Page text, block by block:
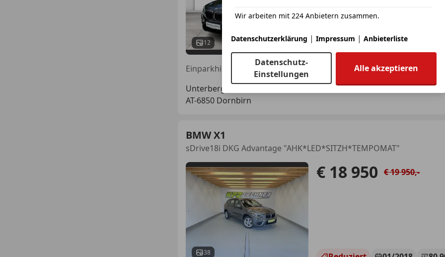
12
Unterberger Automobile GmbH & Co KG
AT-6850 Dornbirn
BMW X1
sDrive18i DKG Advantage "AHK*LED*SITZH*TEMPOMAT"
38
€ 18 950 € 19 950,-
Wir arbeiten mit 224 Anbietern zusammen.
Datenschutzerklärung | Impressum | Anbieterliste
Datenschutz-
Einstellungen
Alle akzeptieren